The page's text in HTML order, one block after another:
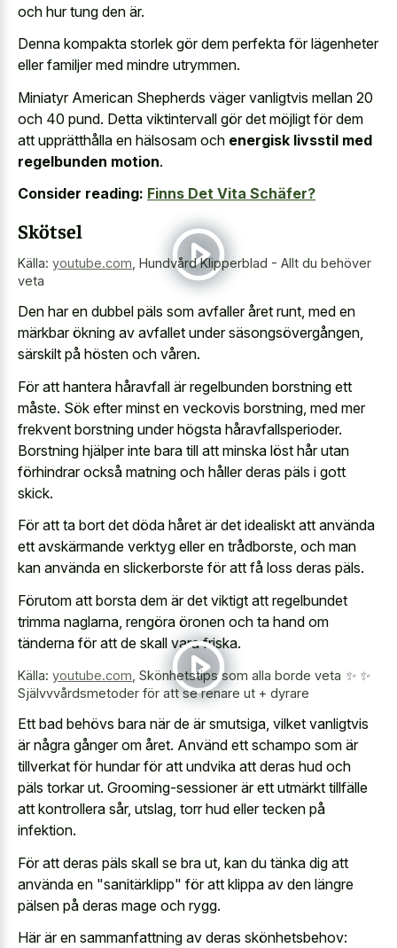
och hur tung den är.
Denna kompakta storlek gör dem perfekta för lägenheter
eller familjer med mindre utrymmen.
Miniatyr American Shepherds väger vanligtvis mellan 20
och 40 pund. Detta viktintervall gör det möjligt för dem
att upprätthålla en hälsosam och energisk livsstil med
regelbunden motion.
Consider reading: Finns Det Vita Schäfer?
Skötsel
Källa: youtube.com Hundvård Klipperblad - Allt du behöver
veta
Den har en dubbel päls som avfaller året runt, med en
märkbar ökning av avfallet under säsongsövergången,
särskilt på hösten och våren.
För att hantera håravfall är regelbunden borstning ett
måste. Sök efter minst en veckovis borstning, med mer
frekvent borstning under högsta håravfallsperioder.
Borstning hjälper inte bara till att minska löst hår utan
förhindrar också matning och håller deras päls i gott
skick.
För att ta bort det döda håret är det idealiskt att använda
ett avskärmande verktyg eller en trådborste, och man
kan använda en slickerborste för att få loss deras päls.
Förutom att borsta dem är det viktigt att regelbundet
trimma naglarna, rengöra öronen och ta hand om
tänderna för att de skall vara friska.
Källa: youtube.com Skönhetstips som alla borde veta ✨ ✨
Självvvårdsmetoder för att se renare ut + dyrare
Ett bad behövs bara när de är smutsiga, vilket vanligtvis
är några gånger om året. Använd ett schampo som är
tillverkat för hundar för att undvika att deras hud och
päls torkar ut. Grooming-sessioner är ett utmärkt tillfälle
att kontrollera sår, utslag, torr hud eller tecken på
infektion.
För att deras päls skall se bra ut, kan du tänka dig att
använda en "sanitärklipp" för att klippa av den längre
pälsen på deras mage och rygg.
Här är en sammanfattning av deras skönhetsbehov: